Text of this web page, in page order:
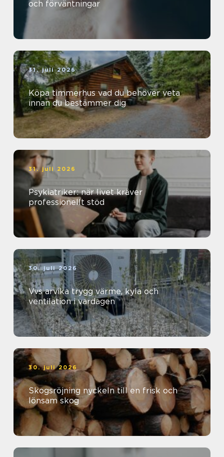
och förväntningar
31. juli 2026
Köpa timmerhus vad du behöver veta
innan du bestämmer dig
31. juli 2026
Psykiatriker: när livet kräver
professionellt stöd
30. juli 2026
Vvs arvika trygg värme, kyla och
ventilation i vardagen
30. juli 2026
Skogsröjning nyckeln till en frisk och
lönsam skog